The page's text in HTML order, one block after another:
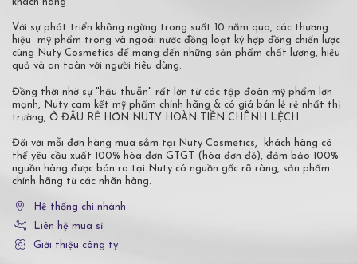
Với sự phát triển không ngừng trong suốt 10 năm qua, các thương
hiệu mỹ phẩm trong và ngoài nước đồng loạt ký hợp đồng chiến lược
cùng Nuty Cosmetics để mang đến những sản phẩm chất lượng, hiệu
quả và an toàn với người tiêu dùng.
Đồng thời nhờ sự "hậu thuẫn" rất lớn từ các tập đoàn mỹ phẩm lớn
mạnh, Nuty cam kết mỹ phẩm chính hãng & có giá bán lẻ rẻ nhất thị
trường, Ở ĐÂU RẺ HƠN NUTY HOÀN TIỀN CHÊNH LỆCH.
Đối với mỗi đơn hàng mua sắm tại Nuty Cosmetics, khách hàng có
thể yêu cầu xuất 100% hóa đơn GTGT (hóa đơn đỏ), đảm bảo 100%
nguồn hàng được bán ra tại Nuty có nguồn gốc rõ ràng, sản phẩm
chính hãng từ các nhãn hàng.
Hệ thống chi nhánh
Liên hệ mua sỉ
Giới thiệu công ty